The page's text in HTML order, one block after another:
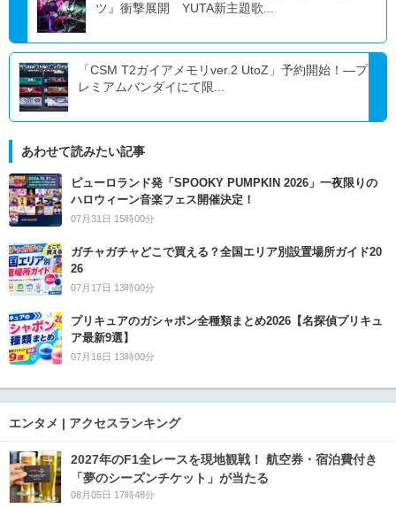
ツ』衝撃展開 YUTA新主題歌...
「CSM T2ガイアメモリver.2 UtoZ」予約開始！―プ
レミアムバンダイにて限...
あわせて読みたい記事
ピューロランド発「SPOOKY PUMPKIN 2026」一夜限りの
ハロウィーン音楽フェス開催決定！
07月31日 15時00分
ガチャガチャどこで買える？全国エリア別設置場所ガイド20
26
07月17日 13時00分
プリキュアのガシャポン全種類まとめ2026【名探偵プリキュ
ア最新9選】
07月16日 13時00分
エンタメ | アクセスランキング
2027年のF1全レースを現地観戦！ 航空券・宿泊費付き
「夢のシーズンチケット」が当たる
08月05日 17時48分